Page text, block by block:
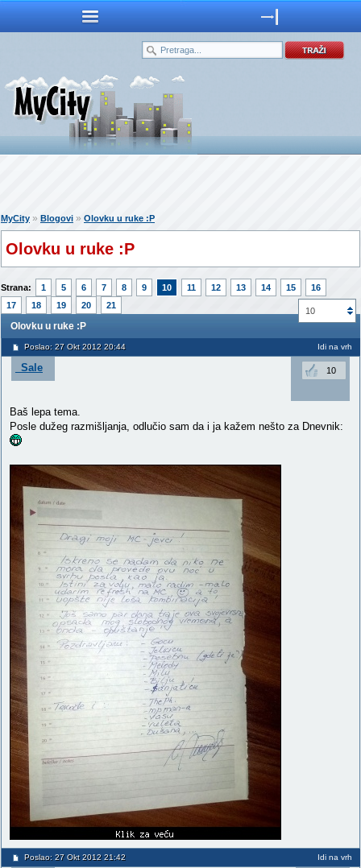
MyCity » Blogovi » Olovku u ruke :P
Olovku u ruke :P
Strana: 1 5 6 7 8 9 10 11 12 13 14 15
16
17
18 19 20 21
10
Olovku u ruke :P
Poslao: 27 Okt 2012 20:44 Idi na vrh
_Sale 10
Baš lepa tema.
Posle dužeg razmišljanja, odlučio sam da i ja kažem nešto za Dnevnik:
Poslao: 27 Okt 2012 21:42 Idi na vrh